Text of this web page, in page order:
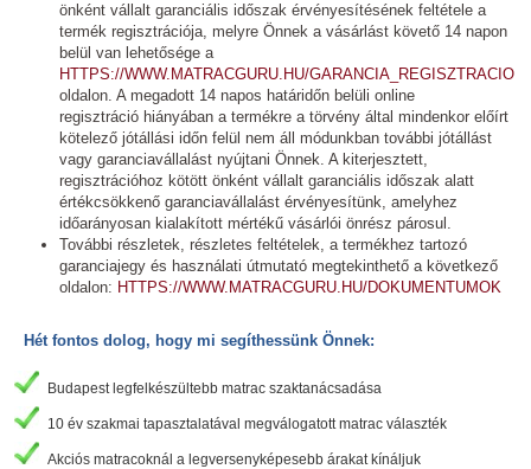
önként vállalt garanciális időszak érvényesítésének feltétele a
termék regisztrációja, melyre Önnek a vásárlást követő 14 napon
belül van lehetősége a
HTTPS://WWW.MATRACGURU.HU/GARANCIA_REGISZTRACIO
oldalon. A megadott 14 napos határidőn belüli online
regisztráció hiányában a termékre a törvény által mindenkor előírt
kötelező jótállási időn felül nem áll módunkban további jótállást
vagy garanciavállalást nyújtani Önnek. A kiterjesztett,
regisztrációhoz kötött önként vállalt garanciális időszak alatt
értékcsökkenő garanciavállalást érvényesítünk, amelyhez
időarányosan kialakított mértékű vásárlói önrész párosul.
További részletek, részletes feltételek, a termékhez tartozó
garanciajegy és használati útmutató megtekinthető a következő
oldalon: HTTPS://WWW.MATRACGURU.HU/DOKUMENTUMOK
Hét fontos dolog, hogy mi segíthessünk Önnek:
Budapest legfelkészültebb matrac szaktanácsadása
10 év szakmai tapasztalatával megválogatott matrac választék
Akciós matracoknál a legversenyképesebb árakat kínáljuk